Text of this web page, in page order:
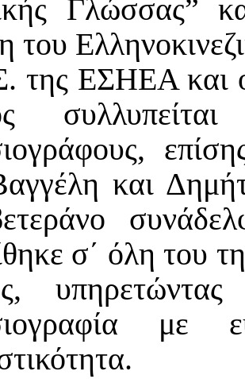
Γλώσσας”
του
της ΕΣΗΕΑ και
και
σ΄ όλη του
με